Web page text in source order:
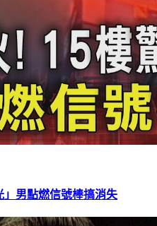
」男點燃信號棒搞消失